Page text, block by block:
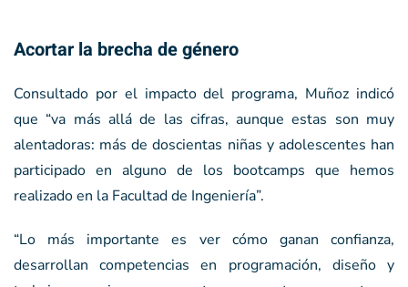
Acortar la brecha de género
Consultado por el impacto del programa, Muñoz indicó
que “va más allá de las cifras, aunque estas son muy
alentadoras: más de doscientas niñas y adolescentes han
participado en alguno de los bootcamps que hemos
realizado en la Facultad de Ingeniería”.
“Lo más importante es ver cómo ganan confianza,
desarrollan competencias en programación, diseño y